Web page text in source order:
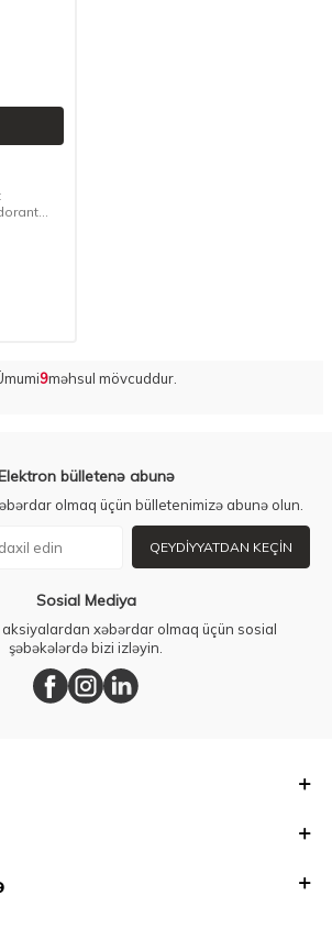
9məhsul mövcuddur.
Elektron bülletenə abunə
olmaq üçün bülletenimizə abunə olun.
QEYDIYYATDAN KEÇIN
Sosial Mediya
aksiyalardan xəbərdar olmaq üçün sosial
şəbəkələrdə bizi izləyin.